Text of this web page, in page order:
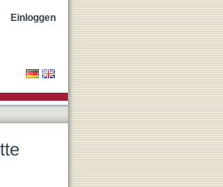
Einloggen